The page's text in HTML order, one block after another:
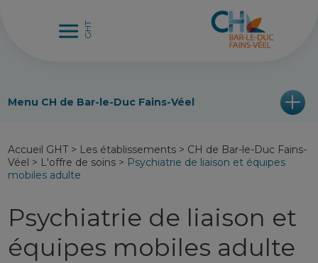
Menu CH de Bar-le-Duc Fains-Véel
Accueil GHT > Les établissements > CH de Bar-le-Duc Fains-
Véel > L'offre de soins > Psychiatrie de liaison et équipes
mobiles adulte
Psychiatrie de liaison et
équipes mobiles adulte